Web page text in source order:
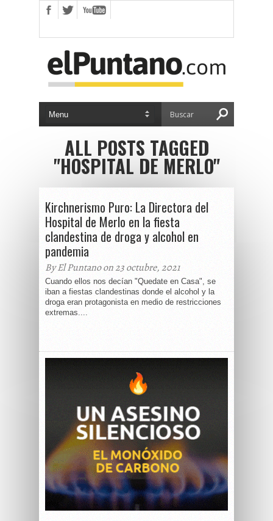
ALL POSTS TAGGED
"HOSPITAL DE MERLO"
Kirchnerismo Puro: La Directora del
Hospital de Merlo en la fiesta
clandestina de droga y alcohol en
pandemia
By El Puntano on 23 octubre, 2021
Cuando ellos nos decían "Quedate en Casa", se
iban a fiestas clandestinas donde el alcohol y la
droga eran protagonista en medio de restricciones
extremas....